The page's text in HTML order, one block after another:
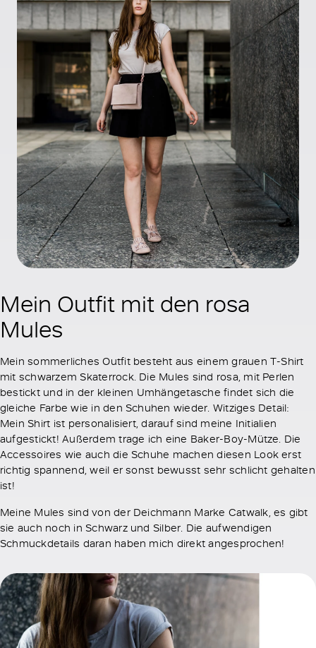
Mein Outfit mit den rosa
Mules
Mein sommerliches Outfit besteht aus einem grauen T-Shirt
mit schwarzem Skaterrock. Die Mules sind rosa, mit Perlen
bestickt und in der kleinen Umhängetasche findet sich die
gleiche Farbe wie in den Schuhen wieder. Witziges Detail:
Mein Shirt ist personalisiert, darauf sind meine Initialien
aufgestickt! Außerdem trage ich eine Baker-Boy-Mütze. Die
Accessoires wie auch die Schuhe machen diesen Look erst
richtig spannend, weil er sonst bewusst sehr schlicht gehalten
ist!
Meine Mules sind von der Deichmann Marke Catwalk, es gibt
sie auch noch in Schwarz und Silber. Die aufwendigen
Schmuckdetails daran haben mich direkt angesprochen!